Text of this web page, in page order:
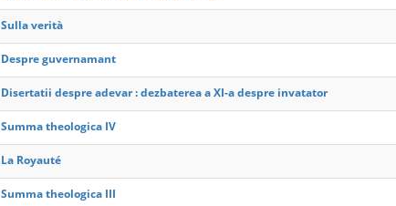
Sulla verità
Despre guvernamant
Disertatii despre adevar : dezbaterea a XI-a despre invatator
Summa theologica IV
La Royauté
Summa theologica III